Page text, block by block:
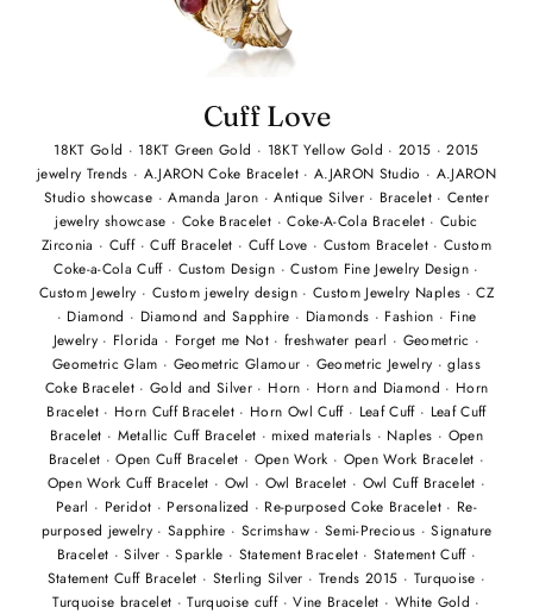
Cuff Love
18KT Gold · 18KT Green Gold · 18KT Yellow Gold · 2015 ·2015
jewelry Trends · A.JARON Coke Bracelet · A.JARON Studio · A.JARON
Studio showcase ·Amanda Jaron ·Antique Silver · Bracelet · Center
jewelry showcase · Coke Bracelet ·Coke-A-Cola Bracelet ·Cubic
Zirconia · Cuff ·Cuff Bracelet · Cuff Love · Custom Bracelet · Custom
Coke-a-Cola Cuff · Custom Design ·Custom Fine Jewelry Design ·
Custom Jewelry · Custom jewelry design ·Custom Jewelry Naples ·CZ
· Diamond · Diamond and Sapphire · Diamonds · Fashion · Fine
Jewelry · Florida · Forget me Not ·freshwater pearl · Geometric ·
Geometric Glam · Geometric Glamour · Geometric Jewelry ·glass
Coke Bracelet ·Gold and Silver · Horn · Horn and Diamond · Horn
Bracelet · Horn Cuff Bracelet · Horn Owl Cuff · Leaf Cuff · Leaf Cuff
Bracelet · Metallic Cuff Bracelet ·mixed materials · Naples · Open
Bracelet ·Open Cuff Bracelet · Open Work · Open Work Bracelet ·
Open Work Cuff Bracelet · Owl · Owl Bracelet · Owl Cuff Bracelet ·
Pearl · Peridot · Personalized · Re-purposed Coke Bracelet · Re-
purposed jewelry ·Sapphire · Scrimshaw · Semi-Precious ·Signature
Bracelet ·Silver ·Sparkle · Statement Bracelet · Statement Cuff ·
Statement Cuff Bracelet · Sterling Silver · Trends 2015 · Turquoise ·
Turquoise bracelet ·Turquoise cuff ·Vine Bracelet · White Gold ·